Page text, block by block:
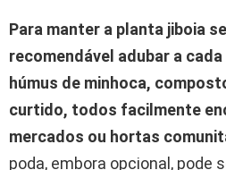
Para manter a planta jiboia
recomendável adubar a
húmus de minhoca,
curtido, todos facilmente
mercados ou hortas
poda, embora opcional, pode